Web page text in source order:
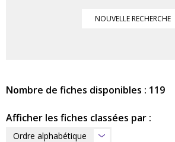
NOUVELLE RECHERCHE
Nombre de fiches disponibles : 119
Afficher les fiches classées par :
Ordre alphabétique